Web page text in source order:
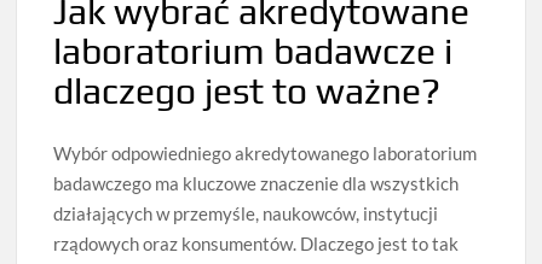
Jak wybrać akredytowane
laboratorium badawcze i
dlaczego jest to ważne?
Wybór odpowiedniego akredytowanego laboratorium
badawczego ma kluczowe znaczenie dla wszystkich
działających w przemyśle, naukowców, instytucji
rządowych oraz konsumentów. Dlaczego jest to tak